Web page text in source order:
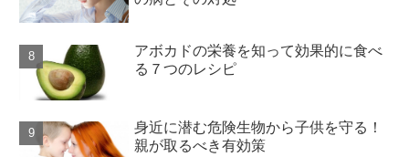
アボカドの栄養を知って効果的に食べ
る７つのレシピ
身近に潜む危険生物から子供を守る！
親が取るべき有効策